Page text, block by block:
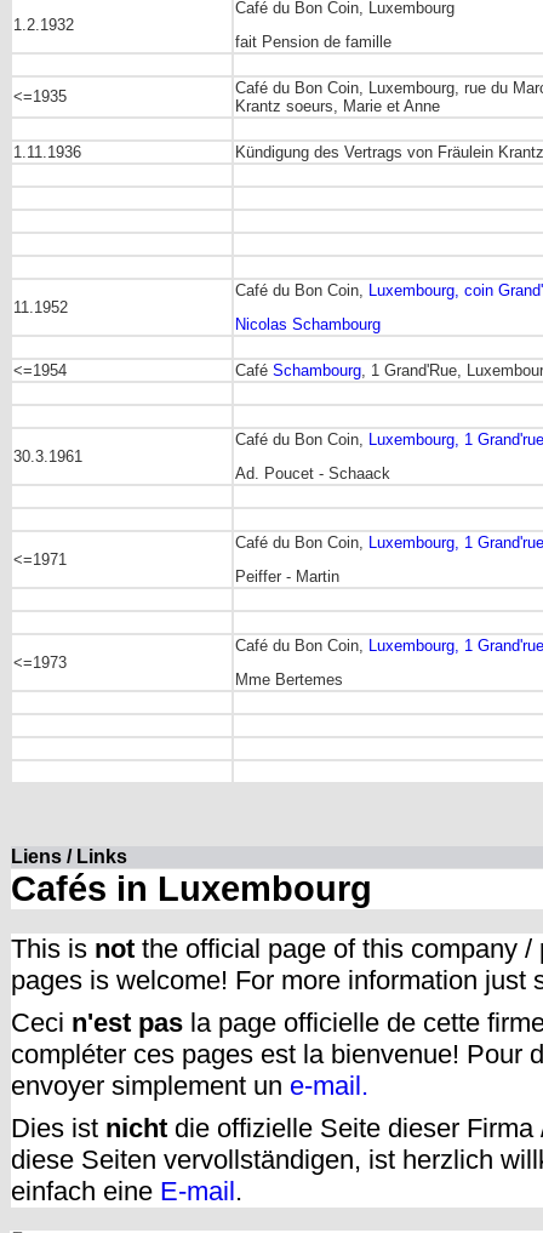
1.2.1932
Café du Bon Coin, Luxembourg
fait Pension de famille
<=1935
Café du Bon Coin, Luxembourg, rue du
Krantz soeurs, Marie et Anne
1.11.1936 Kündigung des Vertrags von Fräulein
11.1952
Café du Bon Coin, Luxembourg, coin
Nicolas Schambourg
<=1954 Café Schambourg , 1 Grand'Rue,
30.3.1961
Café du Bon Coin, Luxembourg, 1 Grand'rue
Ad. Poucet - Schaack
<=1971
Café du Bon Coin, Luxembourg, 1 Grand'rue
Peiffer - Martin
<=1973
Café du Bon Coin, Luxembourg, 1 Grand'rue
Mme Bertemes
Liens / Links
Cafés in Luxembourg
This is not the official page of this company
pages is welcome! For more information just
Ceci n'est pas la page officielle de cette
compléter ces pages est la bienvenue! Pour
envoyer simplement un e-mail.
Dies ist nicht die offizielle Seite dieser
diese Seiten vervollständigen, ist herzlich
einfach eine E-mail.